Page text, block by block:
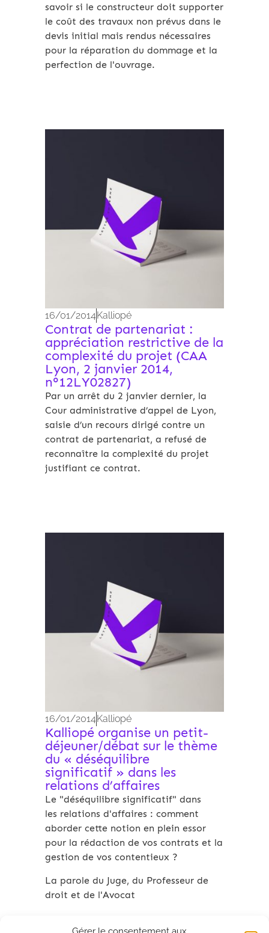
savoir si le constructeur doit supporter
le coût des travaux non prévus dans le
devis initial mais rendus nécessaires
pour la réparation du dommage et la
perfection de l'ouvrage.
16/01/2014 Kalliopé
Contrat de partenariat :
appréciation restrictive de la
complexité du projet (CAA
Lyon, 2 janvier 2014,
n°12LY02827)
Par un arrêt du 2 janvier dernier, la
Cour administrative d’appel de Lyon,
saisie d’un recours dirigé contre un
contrat de partenariat, a refusé de
reconnaître la complexité du projet
justifiant ce contrat.
16/01/2014 Kalliopé
Kalliopé organise un petit-
déjeuner/débat sur le thème
du « déséquilibre
significatif » dans les
relations d’affaires
Le "déséquilibre significatif" dans
les relations d'affaires : comment
aborder cette notion en plein essor
pour la rédaction de vos contrats et la
gestion de vos contentieux ?
La parole du Juge, du Professeur de
droit et de l'Avocat